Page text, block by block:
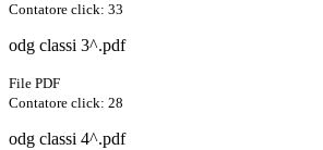
Contatore click: 33
odg classi 3^.pdf
File PDF
Contatore click: 28
odg classi 4^.pdf